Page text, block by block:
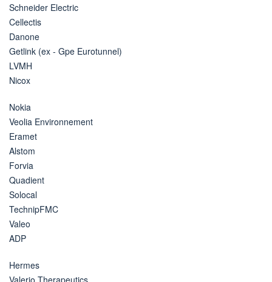
Schneider Electric
Cellectis
Danone
Getlink (ex - Gpe Eurotunnel)
LVMH
Nicox
Nokia
Veolia Environnement
Eramet
Alstom
Forvia
Quadient
Solocal
TechnipFMC
Valeo
ADP
Hermes
Valerio Therapeutics